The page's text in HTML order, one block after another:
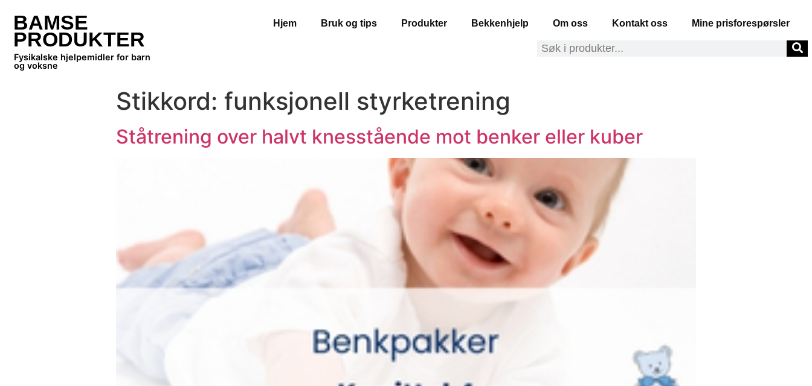
BAMSE
PRODUKTER
Fysikalske hjelpemidler for barn
og voksne
Hjem Bruk og tips Produkter Bekkenhjelp Om oss Kontakt oss Mine prisforespørsler
Stikkord: funksjonell styrketrening
Ståtrening over halvt knesstående mot benker eller kuber